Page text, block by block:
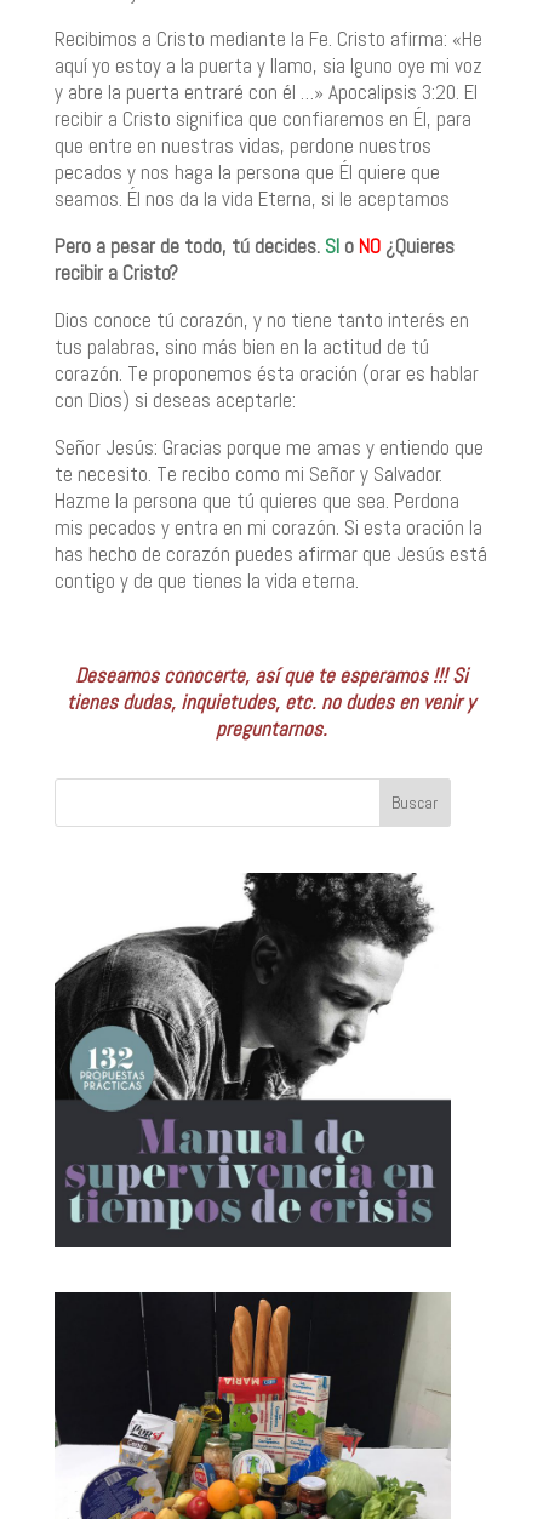
Recibimos a Cristo mediante la Fe. Cristo afirma: «He
aquí yo estoy a la puerta y llamo, sia lguno oye mi voz
y abre la puerta entraré con él …» Apocalipsis 3:20. El
recibir a Cristo significa que confiaremos en Él, para
que entre en nuestras vidas, perdone nuestros
pecados y nos haga la persona que Él quiere que
seamos. Él nos da la vida Eterna, si le aceptamos
Pero a pesar de todo, tú decides. SIoNO¿Quieres
recibir a Cristo?
Dios conoce tú corazón, y no tiene tanto interés en
tus palabras, sino más bien en la actitud de tú
corazón. Te proponemos ésta oración (orar es hablar
con Dios) si deseas aceptarle:
Señor Jesús: Gracias porque me amas y entiendo que
te necesito. Te recibo como mi Señor y Salvador.
Hazme la persona que tú quieres que sea. Perdona
mis pecados y entra en mi corazón. Si esta oración la
has hecho de corazón puedes afirmar que Jesús está
contigo y de que tienes la vida eterna.
Deseamos conocerte, así que te esperamos !!! Si
tienes dudas, inquietudes, etc. no dudes en venir y
preguntarnos.